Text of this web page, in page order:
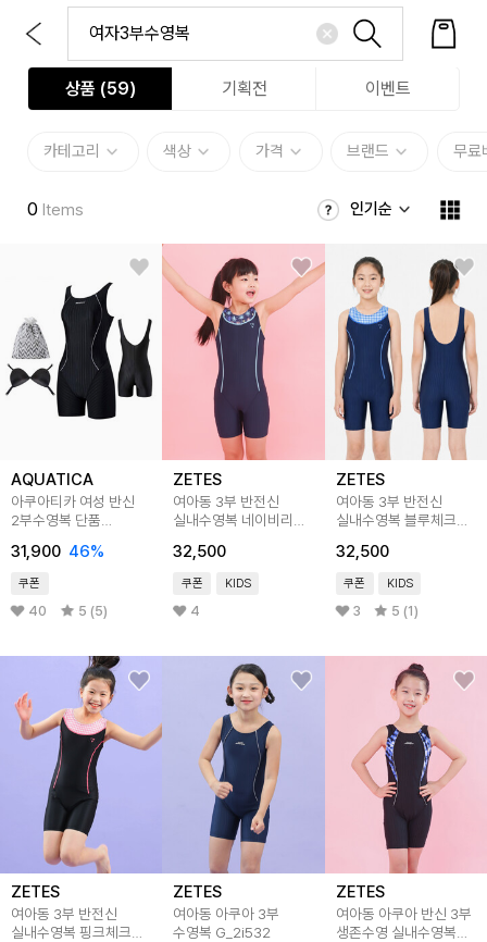
상품 (59) 기획전 이벤트
카테고리 색상 가격 브랜드 무료
0 Items 인기순
AQUATICA
아쿠아티카 여성 반신
2부수영복 단품
31,900 46%
쿠폰
40 5 (5)
ZETES
여아동 3부 반전신
실내수영복 네이비리프
32,500
쿠폰 KIDS
4
ZETES
여아동 3부 반전신
실내수영복 블루체크
32,500
쿠폰 KIDS
3 5 (1)
ZETES
여아동 3부 반전신
실내수영복 핑크체크
ZETES
여아동 아쿠아 3부
수영복 G_2i532
ZETES
여아동 아쿠아 반신 3부
생존수영 실내수영복